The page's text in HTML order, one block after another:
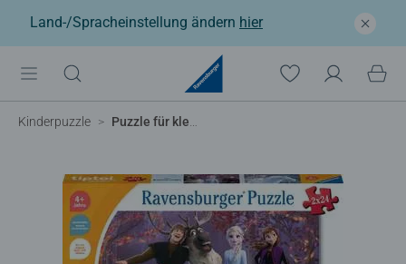
Land-/Spracheinstellung ändern hier
Kinderpuzzle Puzzle für kleine Entdecker: Disney Die Eiskönigin